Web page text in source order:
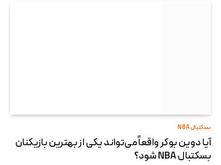
بسکتبال NBA
آیا دوین بوکر واقعاً می‌تواند یکی از بهترین بازیکنان
بسکتبال NBA شود؟